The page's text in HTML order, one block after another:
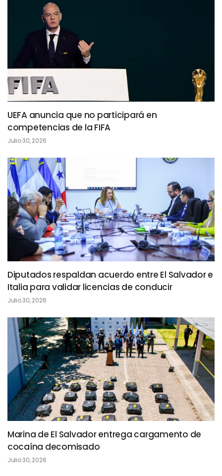
UEFA anuncia que no participará en
competencias de la FIFA
Julio 30, 2026
Diputados respaldan acuerdo entre El Salvador e
Italia para validar licencias de conducir
Julio 30, 2026
Marina de El Salvador entrega cargamento de
cocaína decomisado
Julio 30, 2026